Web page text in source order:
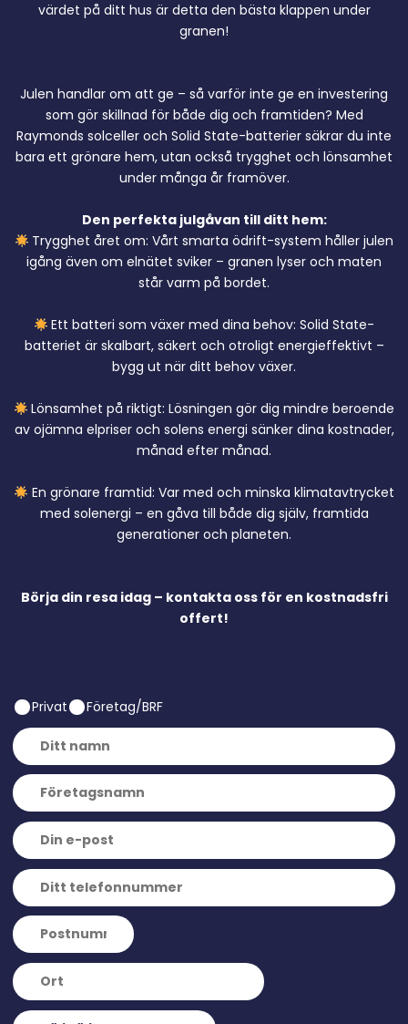
värdet på ditt hus är detta den bästa klappen under
granen!
Julen handlar om att ge – så varför inte ge en investering
som gör skillnad för både dig och framtiden? Med
Raymonds solceller och Solid State-batterier säkrar du inte
bara ett grönare hem, utan också trygghet och lönsamhet
under många år framöver.
Den perfekta julgåvan till ditt hem:
Trygghet året om: Vårt smarta ödrift-system håller julen
igång även om elnätet sviker – granen lyser och maten
står varm på bordet.
Ett batteri som växer med dina behov: Solid State-
batteriet är skalbart, säkert och otroligt energieffektivt –
bygg ut när ditt behov växer.
Lönsamhet på riktigt: Lösningen gör dig mindre beroende
av ojämna elpriser och solens energi sänker dina kostnader,
månad efter månad.
En grönare framtid: Var med och minska klimatavtrycket
med solenergi – en gåva till både dig själv, framtida
generationer och planeten.
Börja din resa idag – kontakta oss för en kostnadsfri
offert!
Privat Företag/BRF